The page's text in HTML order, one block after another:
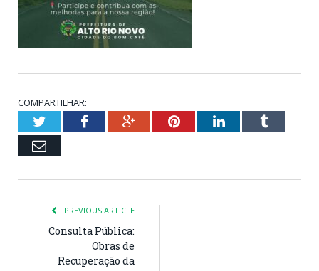
COMPARTILHAR:
TwitterFacebookGoogle+PinterestLinkedInTumblr
Email
PREVIOUS ARTICLE
Consulta Pública:
Obras de
Recuperação da